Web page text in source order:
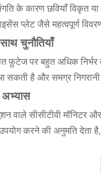
के कारण छवियाँ विकृत या
प्लेट जैसे महत्वपूर्ण
चुनौतियाँ
फ़ुटेज पर बहुत अधिक
सकती है और समग्र
अभ्यास
वाले सीसीटीवी
करने की अनुमति देता